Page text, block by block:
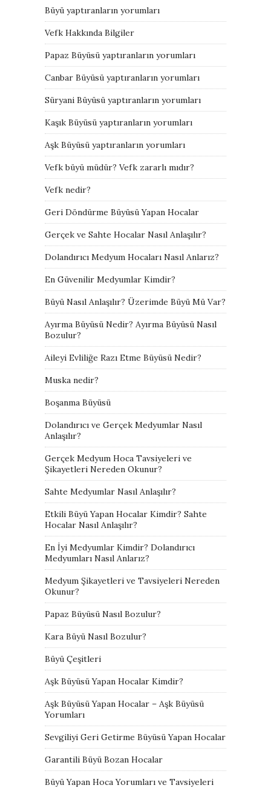
Büyü yaptıranların yorumları
Vefk Hakkında Bilgiler
Papaz Büyüsü yaptıranların yorumları
Canbar Büyüsü yaptıranların yorumları
Süryani Büyüsü yaptıranların yorumları
Kaşık Büyüsü yaptıranların yorumları
Aşk Büyüsü yaptıranların yorumları
Vefk büyü müdür? Vefk zararlı mıdır?
Vefk nedir?
Geri Döndürme Büyüsü Yapan Hocalar
Gerçek ve Sahte Hocalar Nasıl Anlaşılır?
Dolandırıcı Medyum Hocaları Nasıl Anlarız?
En Güvenilir Medyumlar Kimdir?
Büyü Nasıl Anlaşılır? Üzerimde Büyü Mü Var?
Ayırma Büyüsü Nedir? Ayırma Büyüsü Nasıl
Bozulur?
Aileyi Evliliğe Razı Etme Büyüsü Nedir?
Muska nedir?
Boşanma Büyüsü
Dolandırıcı ve Gerçek Medyumlar Nasıl
Anlaşılır?
Gerçek Medyum Hoca Tavsiyeleri ve
Şikayetleri Nereden Okunur?
Sahte Medyumlar Nasıl Anlaşılır?
Etkili Büyü Yapan Hocalar Kimdir? Sahte
Hocalar Nasıl Anlaşılır?
En İyi Medyumlar Kimdir? Dolandırıcı
Medyumları Nasıl Anlarız?
Medyum Şikayetleri ve Tavsiyeleri Nereden
Okunur?
Papaz Büyüsü Nasıl Bozulur?
Kara Büyü Nasıl Bozulur?
Büyü Çeşitleri
Aşk Büyüsü Yapan Hocalar Kimdir?
Aşk Büyüsü Yapan Hocalar – Aşk Büyüsü
Yorumları
Sevgiliyi Geri Getirme Büyüsü Yapan Hocalar
Garantili Büyü Bozan Hocalar
Büyü Yapan Hoca Yorumları ve Tavsiyeleri